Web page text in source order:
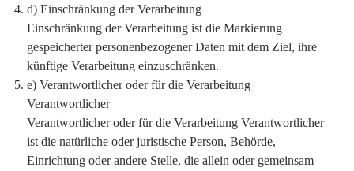
d) Einschränkung der Verarbeitung
Einschränkung der Verarbeitung ist die Markierung
gespeicherter personenbezogener Daten mit dem Ziel, ihre
künftige Verarbeitung einzuschränken.
e) Verantwortlicher oder für die Verarbeitung
Verantwortlicher
Verantwortlicher oder für die Verarbeitung Verantwortlicher
ist die natürliche oder juristische Person, Behörde,
Einrichtung oder andere Stelle, die allein oder gemeinsam